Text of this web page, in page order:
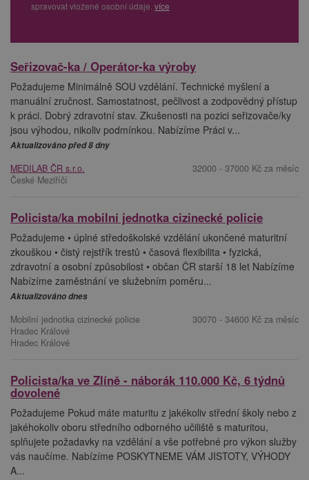
spravovat vložené osobní údaje. více
Seřizovač-ka / Operátor-ka výroby
Požadujeme Minimálně SOU vzdělání. Technické myšlení a
manuální zručnost. Samostatnost, pečlivost a zodpovědný přístup
k práci. Dobrý zdravotní stav. Zkušenosti na pozici seřizovače/ky
jsou výhodou, nikoliv podmínkou. Nabízíme Práci v...
Aktualizováno před 8 dny
MEDILAB ČR s.r.o.
České Meziříčí
32000 - 37000 Kč za měsíc
Policista/ka mobilní jednotka cizinecké policie
Požadujeme • úplné středoškolské vzdělání ukončené maturitní
zkouškou • čistý rejstřík trestů • časová flexibilita • fyzická,
zdravotní a osobní způsobilost • občan ČR starší 18 let Nabízíme
Nabízíme zaměstnání ve služebním poměru...
Aktualizováno dnes
Mobilní jednotka cizinecké policie
Hradec Králové
Hradec Králové
30070 - 34600 Kč za měsíc
Policista/ka ve Zlíně - náborák 110.000 Kč, 6 týdnů
dovolené
Požadujeme Pokud máte maturitu z jakékoliv střední školy nebo z
jakéhokoliv oboru středního odborného učiliště s maturitou,
splňujete požadavky na vzdělání a vše potřebné pro výkon služby
vás naučíme. Nabízíme POSKYTNEME VÁM JISTOTY, VÝHODY
A...